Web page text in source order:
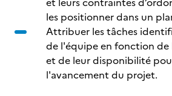
les positionner dans un
Attribuer les tâches
de l'équipe en fonction
et de leur disponibilité
l'avancement du projet.